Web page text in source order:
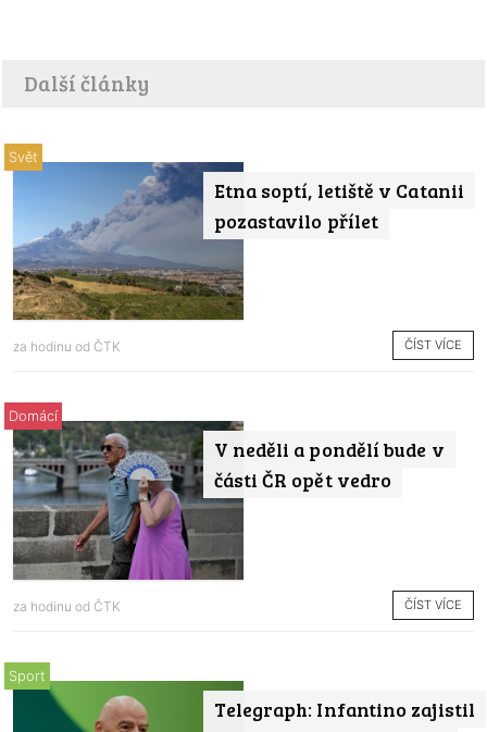
Další články
Etna soptí, letiště v Catanii
pozastavilo přílet
Svět
za hodinu od ČTK ČÍST VÍCE
V neděli a pondělí bude v
části ČR opět vedro
Domácí
za hodinu od ČTK ČÍST VÍCE
Telegraph: Infantino zajistil
Sport